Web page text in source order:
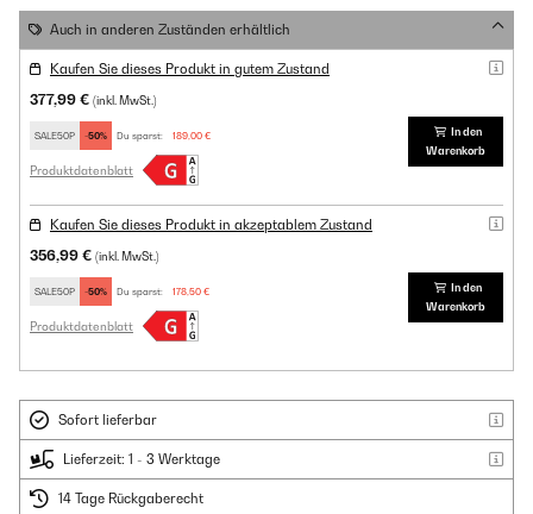
Auch in anderen Zuständen erhältlich
Kaufen Sie dieses Produkt in gutem Zustand
377,99 € (inkl. MwSt.)
SALE50P -50% Du sparst: 189,00 €
Produktdatenblatt
In den
Warenkorb
Kaufen Sie dieses Produkt in akzeptablem Zustand
356,99 € (inkl. MwSt.)
SALE50P -50% Du sparst: 178,50 €
Produktdatenblatt
In den
Warenkorb
Sofort lieferbar
Lieferzeit: 1 - 3 Werktage
14 Tage Rückgaberecht